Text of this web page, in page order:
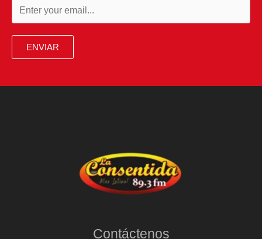
ENVIAR
Contáctenos